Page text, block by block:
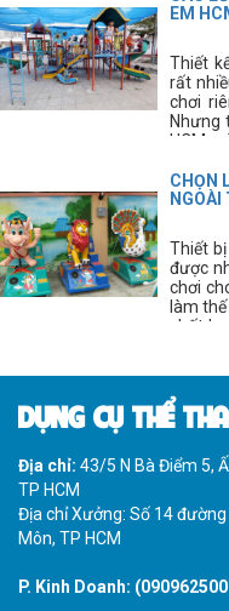
EM
Thiết
rất
chơi
Nhưng
HCM
CHỌN
NGOÀI
Thiết
được
chơi
làm
chất
DỤNG CỤ THỂ
Địa chỉ: 43/5 N Bà Điểm 5,
TP HCM
Địa chỉ Xưởng: Số 14 đường
Môn, TP HCM
P. Kinh Doanh: